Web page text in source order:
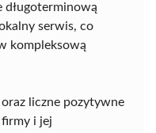
długoterminową
serwis, co
kompleksową
liczne pozytywne
i jej